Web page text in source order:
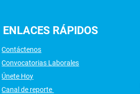
ENLACES RÁPIDOS
Contáctenos
Convocatorias Laborales
Únete Hoy
Canal de reporte